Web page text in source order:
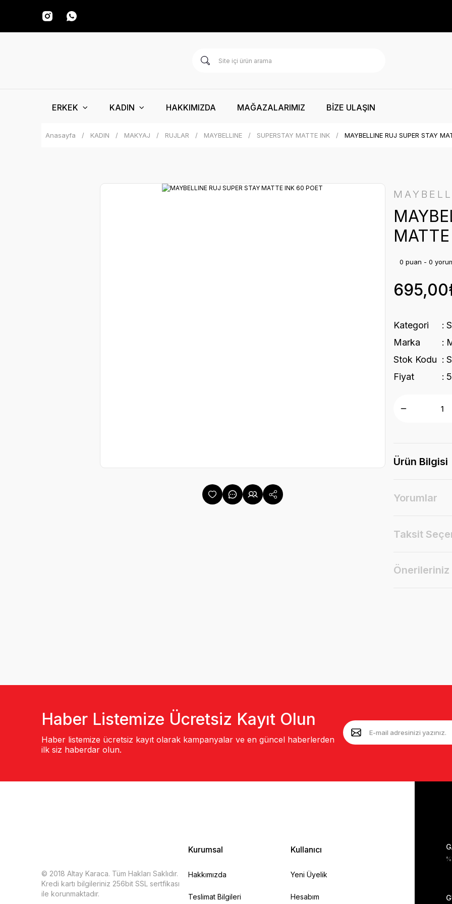
ERKEK KADIN HAKKIMIZDA MAĞAZALARIMIZ BİZE ULAŞIN
Anasayfa KADIN MAKYAJ RUJLAR MAYBELLINE SUPERSTAY MATTE INK MAYBELLINE RUJ SUPER STAY
0 puan - 0
Kategori
Marka
Stok Kodu
Fiyat
Ürün Bilgisi
Yorumlar
Taksit
Önerileriniz
Haber Listemize Ücretsiz Kayıt Olun
Haber listemize ücretsiz kayıt olarak kampanyalar ve en güncel haberlerden
ilk siz haberdar olun.
© 2018 Altay Karaca. Tüm Hakları Saklıdır.
Kredi kartı bilgileriniz 256bit SSL sertfikası
ile korunmaktadır.
Kurumsal
Hakkımızda
Teslimat Bilgileri
Kullanıcı
Yeni Üyelik
Hesabım